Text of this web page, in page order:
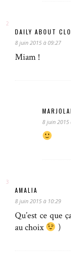
DAILY ABOUT CLO
8 juin 2015 à 09:27
Miam !
8 juin 2015
AMALIA
8 juin 2015 à 10:29
Qu’est ce que
au choix
)